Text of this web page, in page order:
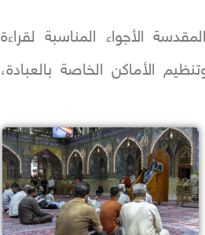
الأجواء المناسبة لقراءة
الأماكن الخاصة بالعبادة،